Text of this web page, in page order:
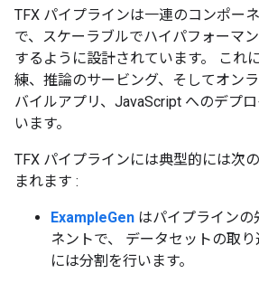
TFX パイプラインは一連のコンポー
で、スケーラブルでハイパフォーマ
するように設計されています。 これ
練、推論のサービング、そしてオン
バイルアプリ、JavaScript へのデプ
います。
TFX パイプラインには典型的には次
まれます :
ExampleGen はパイプラインの
ネントで、 データセットの取
には分割を行います。